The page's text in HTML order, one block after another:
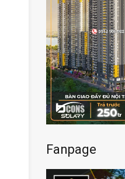
Fanpage